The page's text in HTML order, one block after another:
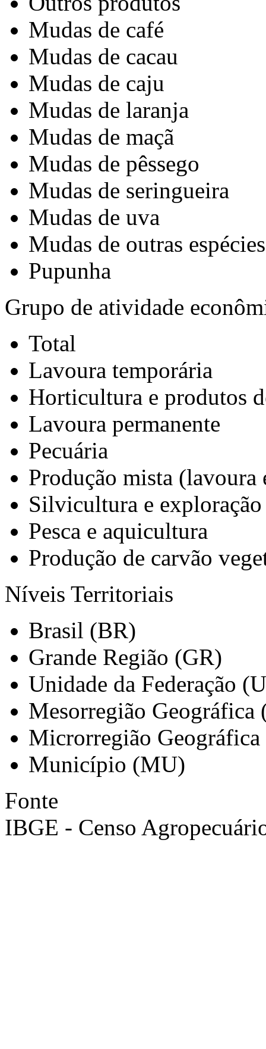
Mudas de café
Mudas de cacau
Mudas de caju
Mudas de laranja
Mudas de maçã
Mudas de pêssego
Mudas de seringueira
Mudas de uva
Mudas de outras espécies
Pupunha
Grupo de atividade
Total
Lavoura temporária
Horticultura e produtos
Lavoura permanente
Pecuária
Produção mista (lavoura
Silvicultura e
Pesca e aquicultura
Produção de carvão
Níveis Territoriais
Brasil (BR)
Grande Região (GR)
Unidade da Federação
Mesorregião Geográfica
Microrregião
Município (MU)
Fonte
IBGE - Censo